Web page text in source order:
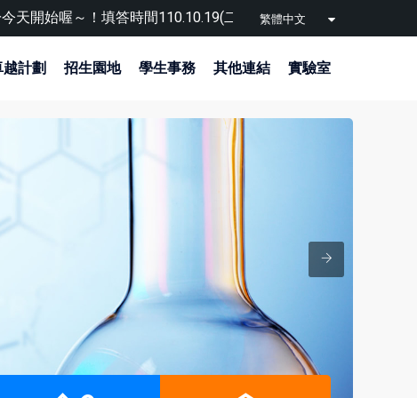
喔～！填答時間110.10.19(二)～110.11.01(一)/Online survey for
繁體中文
計劃 招生園地 學生事務 其他連結 實驗室